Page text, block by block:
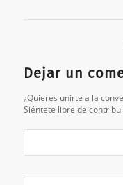
Dejar un
¿Quieres unirte a la
Siéntete libre de